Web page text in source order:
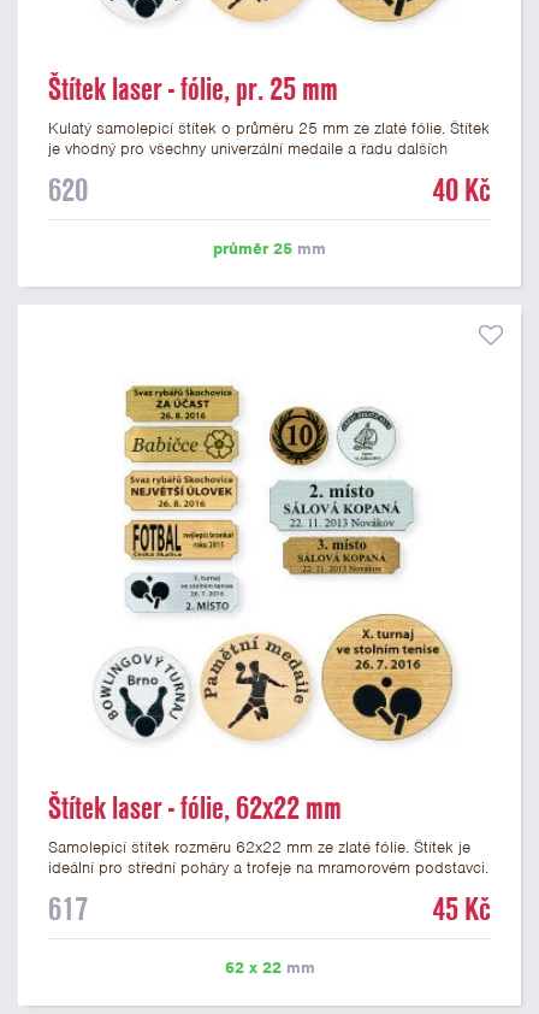
Štítek laser - fólie, pr. 25 mm
Kulatý samolepicí štítek o průměru 25 mm ze zlaté fólie. Štítek
je vhodný pro všechny univerzální medaile a řadu dalších
štítek je možné laserem vypálit logo nebo text dle vašeho
620 40 Kč
průměr 25 mm
Štítek laser - fólie, 62x22 mm
Samolepicí štítek rozměru 62x22 mm ze zlaté fólie. Štítek je
ideální pro střední poháry a trofeje na mramorovém podstavci.
textu doporučujeme maximálně 3 řádky, aby byla zachována
prvním kroku objednávky.
617 45 Kč
62 x 22mm